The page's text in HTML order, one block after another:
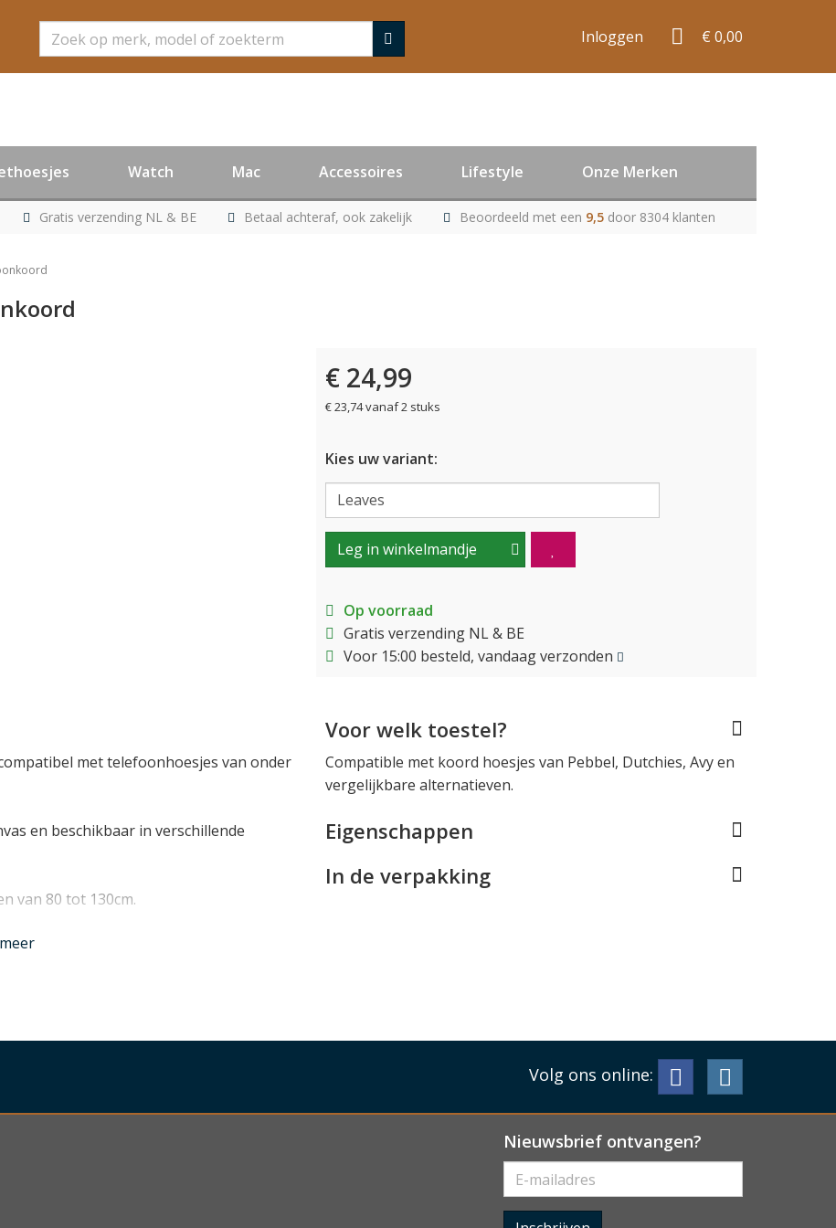
Zoeken Inloggen € 0,00
Watch Mac Accessoires Lifestyle Onze Merken
Gratis verzending NL & BE Betaal achteraf, ook zakelijk Beoordeeld met een 9,5 door 8304 klanten
€ 24,99
€ 23,74 vanaf 2 stuks
Kies uw variant:
Leg in winkelmandje
Op voorraad
Gratis verzending NL & BE
Voor 15:00 besteld, vandaag verzonden
met telefoonhoesjes van onder
en beschikbaar in verschillende
van 80 tot 130cm.
Voor welk toestel?
Compatible met koord hoesjes van Pebbel, Dutchies, Avy en
vergelijkbare alternatieven.
Eigenschappen
In de verpakking
Volg ons online:
Nieuwsbrief ontvangen?